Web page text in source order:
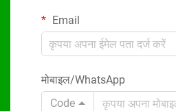
Email
मोबाइल/WhatsApp
Code